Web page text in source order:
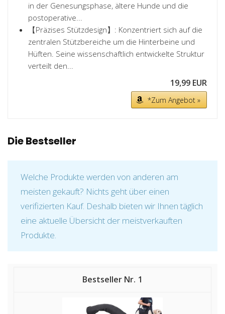
in der Genesungsphase, ältere Hunde und die
postoperative...
【Präzises Stützdesign】: Konzentriert sich auf die
zentralen Stützbereiche um die Hinterbeine und
Hüften. Seine wissenschaftlich entwickelte Struktur
verteilt den...
19,99 EUR
*Zum Angebot »
Die Bestseller
Welche Produkte werden von anderen am
meisten gekauft? Nichts geht über einen
verifizierten Kauf. Deshalb bieten wir Ihnen täglich
eine aktuelle Übersicht der meistverkauften
Produkte.
1